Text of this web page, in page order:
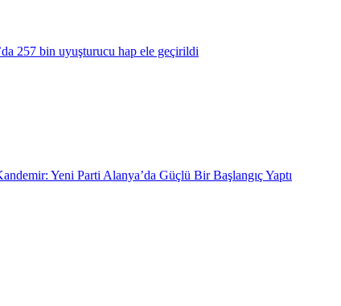
257 bin uyuşturucu hap ele geçirildi
Yeni Parti Alanya’da Güçlü Bir Başlangıç Yaptı